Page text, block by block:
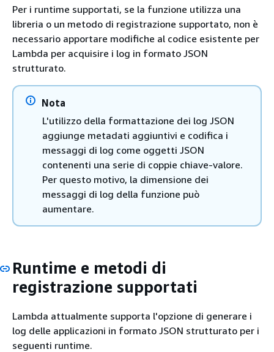
Per i runtime supportati, se la funzione utilizza una
libreria o un metodo di registrazione supportato, non è
necessario apportare modifiche al codice esistente per
Lambda per acquisire i log in formato JSON
strutturato.
Nota
L'utilizzo della formattazione dei log JSON
aggiunge metadati aggiuntivi e codifica i
messaggi di log come oggetti JSON
contenenti una serie di coppie chiave-valore.
Per questo motivo, la dimensione dei
messaggi di log della funzione può
aumentare.
Runtime e metodi di
registrazione supportati
Lambda attualmente supporta l'opzione di generare i
log delle applicazioni in formato JSON strutturato per i
seguenti runtime.